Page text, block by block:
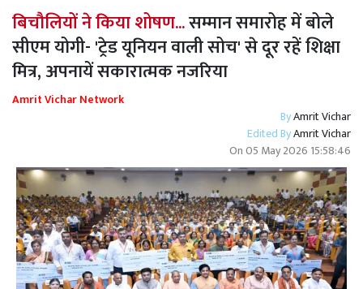
बिचौलियों ने किया शोषण...सम्मान समारोह में बोले
सीएम योगी- 'ट्रेड यूनियन वाली सोच' से दूर रहें शिक्षा
मित्र, अपनायें सकारात्मक नजरिया
Amrit Vichar Network
ByAmrit Vichar
Edited ByAmrit Vichar
On05 May 2026 15:58:46